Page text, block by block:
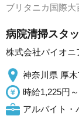
ブリタニカ国際
病院清掃スタ
株式会社パイオニ
神奈川県 厚
時給1,225円～
アルバイト・